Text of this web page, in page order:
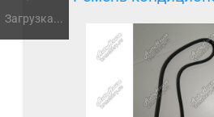
Загрузка...